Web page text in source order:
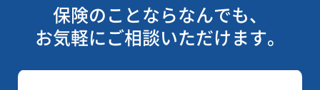
保険のことならなんでも、
お気軽にご相談いただけます。